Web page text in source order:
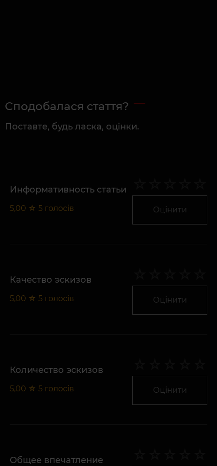
Сподобалася стаття?
Поставте, будь ласка, оцінки.
Информативность статьи
5,00 ☆ 5 голосів Оцінити
Качество эскизов
5,00 ☆ 5 голосів Оцінити
Количество эскизов
5,00 ☆ 5 голосів Оцінити
Общее впечатление